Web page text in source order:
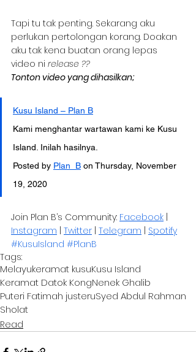
Tapi tu tak penting. Sekarang aku
perlukan pertolongan korang. Doakan
aku tak kena buatan orang lepas
video ni release ??
Tonton video yang dihasilkan;
Kusu Island – Plan B
Kami menghantar wartawan kami ke Kusu
Island. Inilah hasilnya.
Posted by Plan_B on Thursday, November
19, 2020
Join Plan B’s Community: Facebook
Instagram Twitter Telegram
Spotify
#KusuIsland #PlanB
Tags:
Melayukeramat kusuKusu Island
Keramat Datok KongNenek Ghalib
Puteri Fatimah justeruSyed Abdul Rahman
Sholat
Read